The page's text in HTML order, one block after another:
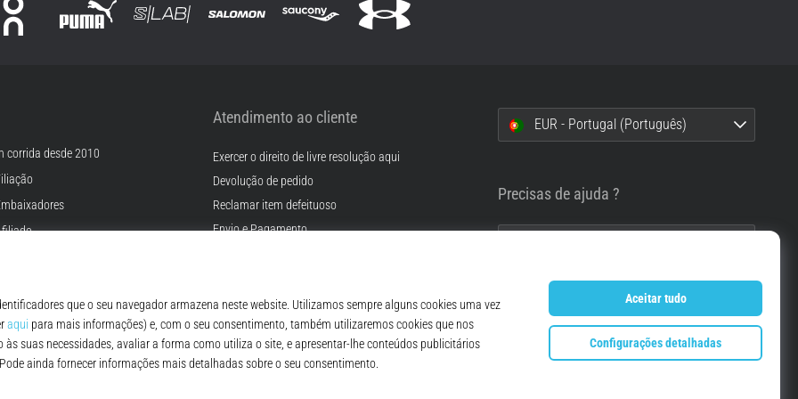
corrida desde 2010
Atendimento ao cliente
Exercer o direito de livre resolução aqui
Devolução de pedido
Reclamar item defeituoso
Envio e Pagamento
FAQ - Perguntas Frequentes
Regulamento de Proteção de Dados Pessoais
EUR - Portugal (Português)
Precisas de ajuda ?